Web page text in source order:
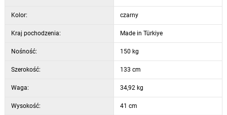
Szerokość podłokietnika: 4 cm
Wysokość podłokietnika: 15 cm
Głębokość podłokietnika: 35 cm
Odległość między nogami: 142 cm
Regulacja oparcia: 14 pozycji
Kolor: czarny
Kraj pochodzenia: Made in Türkiye
Nośność: 150 kg
Szerokość: 133 cm
Waga: 34,92 kg
Wysokość: 41 cm